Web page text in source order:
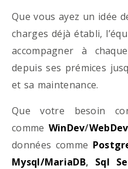
Que vous ayez un idée
charges déjà établi,
accompagner à
depuis ses prémices
et sa maintenance.
Que votre besoin
comme WinDev/WebDev
données comme
Mysql/MariaDB, Sql